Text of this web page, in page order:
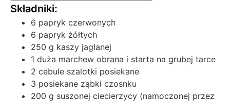
6 papryk czerwonych
6 papryk żółtych
250 g kaszy jaglanej
1 duża marchew obrana i starta na grubej tarce
2 cebule szalotki posiekane
3 posiekane ząbki czosnku
200 g suszonej ciecierzycy (namoczonej przez